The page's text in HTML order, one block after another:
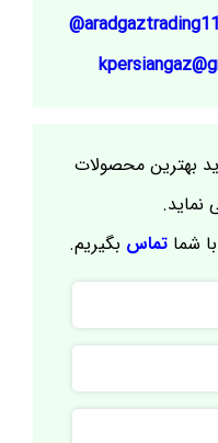
aradgaztrading11@
بهترین محصولات
با شماتماس بگیریم.